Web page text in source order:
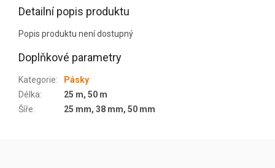
Detailní popis produktu
Popis produktu není dostupný
Doplňkové parametry
Kategorie:
Pásky
Délka:
25 m, 50 m
Šíře: 25 mm, 38 mm, 50 mm